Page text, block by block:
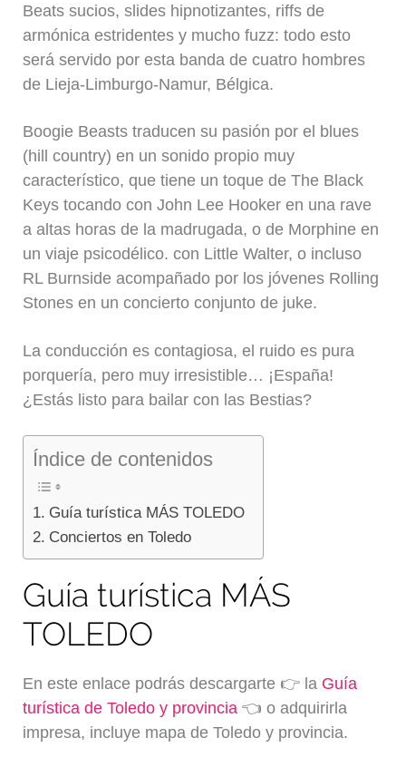
Beats sucios, slides hipnotizantes, riffs de
armónica estridentes y mucho fuzz: todo esto
será servido por esta banda de cuatro hombres
de Lieja-Limburgo-Namur, Bélgica.
Boogie Beasts traducen su pasión por el blues
(hill country) en un sonido propio muy
característico, que tiene un toque de The Black
Keys tocando con John Lee Hooker en una rave
a altas horas de la madrugada, o de Morphine en
un viaje psicodélico. con Little Walter, o incluso
RL Burnside acompañado por los jóvenes Rolling
Stones en un concierto conjunto de juke.
La conducción es contagiosa, el ruido es pura
porquería, pero muy irresistible… ¡España!
¿Estás listo para bailar con las Bestias?
Índice de contenidos
Guía turística MÁS TOLEDO
Conciertos en Toledo
Guía turística MÁS
TOLEDO
En este enlace podrás descargarte 👉 la Guía
turística de Toledo y provincia 👈 o adquirirla
impresa, incluye mapa de Toledo y provincia.